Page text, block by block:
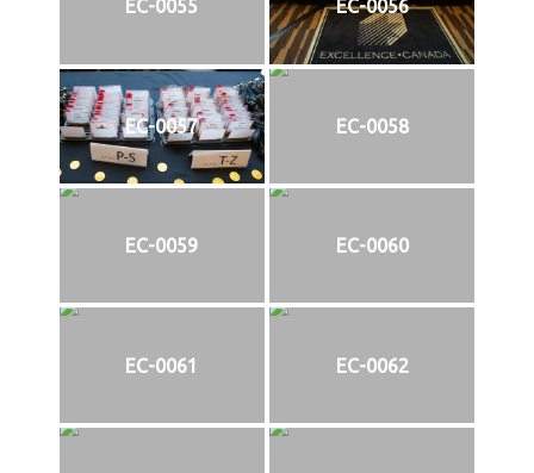
EC-0055 EC-0056
EC-0057 EC-0058
EC-0059 EC-0060
EC-0061 EC-0062